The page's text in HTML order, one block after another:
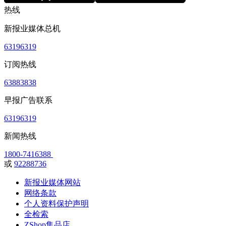
热线
新报业媒体总机
63196319
订阅热线
63883838
早报广告联系
63196319
新闻热线
1800-7416388
或 92288736
新报业媒体网站
网络条款
个人资料保护声明
全检索